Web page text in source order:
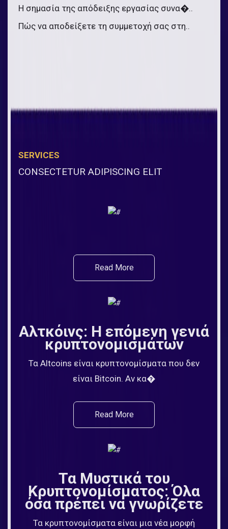
Η σημασία της απόδειξης εργασίας συνα�..
Πώς να αποδείξετε τη συμμετοχή σας στη..
SERVICES
CONSECTETUR ADIPISCING ELIT
Read More
Αλτκόινς: Η επόμενη γενιά
κρυπτονομισμάτων
Τα Altcoins είναι κρυπτονομίσματα που δεν
είναι Bitcoin. Αν κα�
Read More
Τα Μυστικά του
Κρυπτονομίσματος: Όλα
όσα πρέπει να γνωρίζετε
Τα κρυπτονομίσματα είναι μια νέα μορφή